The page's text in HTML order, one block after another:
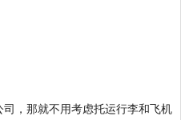
，那就不用考虑托运行李和飞机